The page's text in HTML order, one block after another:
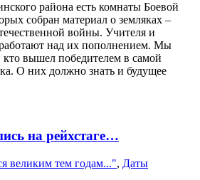
района есть комнаты Боевой
собран материал о земляках –
войны. Учителя и
над их пополнением. Мы
вышел победителем в самой
О них должно знать и будущее
на рейхстаге…
великим тем годам...", Даты